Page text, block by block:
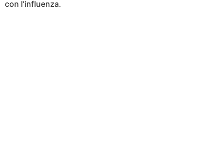
con l’influenza.